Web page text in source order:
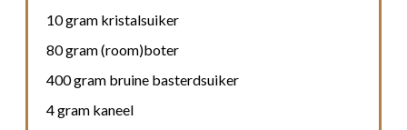
10 gram kristalsuiker
80 gram (room)boter
400 gram bruine basterdsuiker
4 gram kaneel